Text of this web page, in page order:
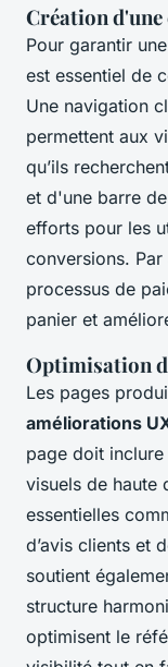
Création
Pour garantir une
est essentiel de
Une navigation
permettent aux
qu’ils
et d'une barre
efforts pour les
conversions.
processus de
panier et
Optimisation
Les pages
améliorations
page doit
visuels de haute
essentielles
d’avis clients et
soutient
structure
optimisent le